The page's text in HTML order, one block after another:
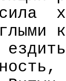
ездить